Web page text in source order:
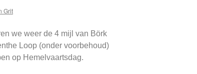
Grit
we weer de 4 mijl van Börk
Loop (onder voorbehoud)
op Hemelvaartsdag.